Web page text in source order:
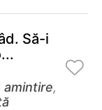
Să-i
amintire,